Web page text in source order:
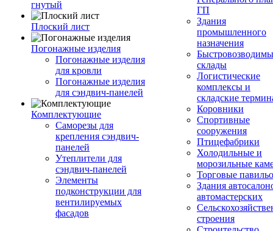
гнутый
Плоский лист
Погонажные изделия
Погонажные изделия
для кровли
Погонажные изделия
для сэндвич-панелей
Комплектующие
Саморезы для
крепления сэндвич-
панелей
Утеплители для
сэндвич-панелей
Элементы
подконструкции для
вентилируемых
фасадов
ГП
Здания
промышленного
назначения
склады
Логистические
комплексы и
складские
Коровники
Спортивные
сооружения
Птицефабрики
Холодильные и
морозильные
Торговые
Здания
автомастерских
строения